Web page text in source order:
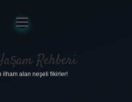
Anasayfa
Politikası
Yasal Uyarı
menüyü
aç
Rehberi
ilham alan neşeli fikirler!